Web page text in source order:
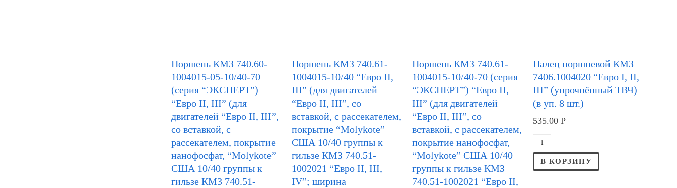
Поршень КМЗ 740.60-
1004015-05-10/40-70
(серия “ЭКСПЕРТ”)
“Евро II, III” (для
двигателей “Евро II, III”,
со вставкой, с
рассекателем, покрытие
нанофосфат, “Molykote”
США 10/40 группы к
гильзе КМЗ 740.51-
Поршень КМЗ 740.61-
1004015-10/40 “Евро II,
III” (для двигателей
“Евро II, III”, со
вставкой, с рассекателем,
покрытие “Molykote”
США 10/40 группы к
гильзе КМЗ 740.51-
1002021 “Евро II, III,
IV”; ширина
Поршень КМЗ 740.61-
1004015-10/40-70 (серия
“ЭКСПЕРТ”) “Евро II,
III” (для двигателей
“Евро II, III”, со
вставкой, с рассекателем,
покрытие нанофосфат,
“Molykote” США 10/40
группы к гильзе КМЗ
740.51-1002021 “Евро II,
Палец поршневой КМЗ
7406.1004020 “Евро I, II,
III” (упрочнённый ТВЧ)
(в уп. 8 шт.)
535.00 Р
В КОРЗИНУ